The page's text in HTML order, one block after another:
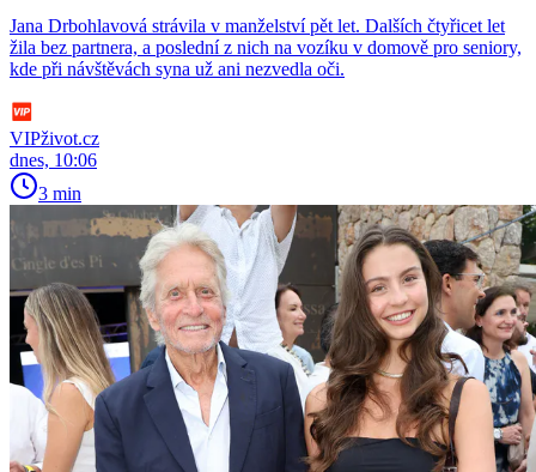
Jana Drbohlavová strávila v manželství pět let. Dalších čtyřicet let
žila bez partnera, a poslední z nich na vozíku v domově pro seniory,
kde při návštěvách syna už ani nezvedla oči.
VIPživot.cz
dnes, 10:06
3 min